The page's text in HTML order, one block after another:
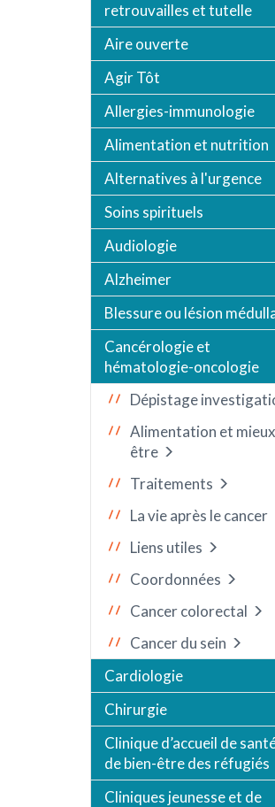
retrouvailles et tutelle
Aire ouverte
Agir Tôt
Allergies-immunologie
Alimentation et nutrition
Alternatives à l'urgence
Soins spirituels
Audiologie
Alzheimer
Blessure ou lésion
Cancérologie et
hématologie-oncologie
Dépistage
Alimentation et
être
Traitements
La vie après le cancer
Liens utiles
Coordonnées
Cancer colorectal
Cancer du sein
Cardiologie
Chirurgie
Clinique d’accueil de
de bien-être des réfugiés
Cliniques jeunesse et de